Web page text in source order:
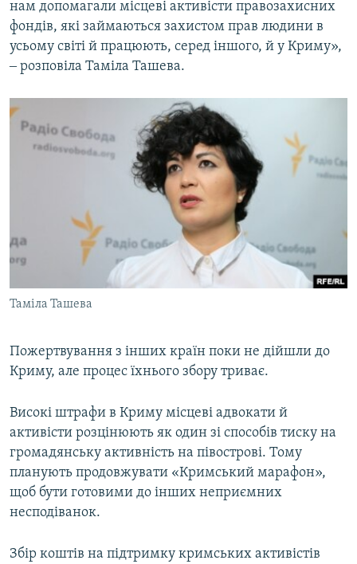
нам допомагали місцеві активісти правозахисних
фондів, які займаються захистом прав людини в
усьому світі й працюють, серед іншого, й у Криму»,
‒ розповіла Таміла Ташева.
Таміла Ташева
Пожертвування з інших країн поки не дійшли до
Криму, але процес їхнього збору триває.
Високі штрафи в Криму місцеві адвокати й
активісти розцінюють як один зі способів тиску на
громадянську активність на півострові. Тому
планують продовжувати «Кримський марафон»,
щоб бути готовими до інших неприємних
несподіванок.
Збір коштів на підтримку кримських активістів